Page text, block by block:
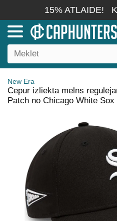
15% ATLAIDE!
New Era
Cepur izliekta melns
Patch no Chicago White